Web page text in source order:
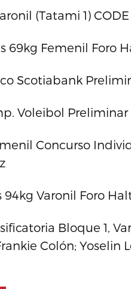
(Tatami 1)
69kg Femenil Foro
Scotiabank
Voleibol Preliminar
Concurso
Varonil Foro
Bloque 1,
Colón; Yoselin